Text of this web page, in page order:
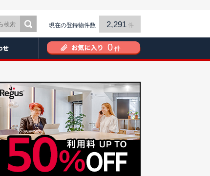
現在の登録物件数 2,291 件
0 件